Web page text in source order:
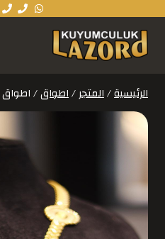
الرئيسية/المتجر/اطواق/اطواق